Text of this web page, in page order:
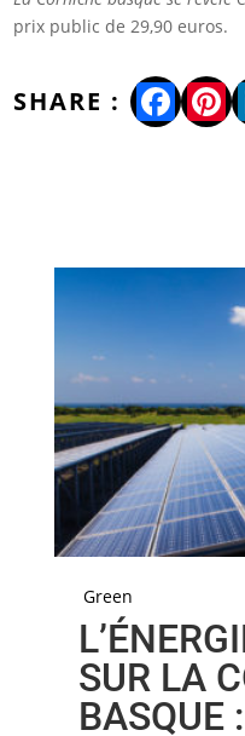
prix public de 29,90 euros.
Green
SUR LA
BASQUE